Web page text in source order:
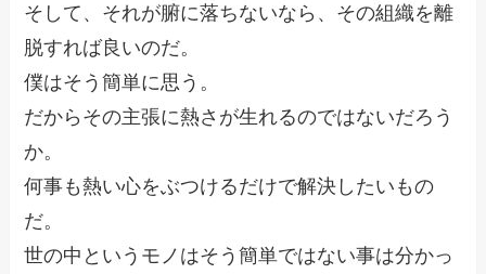
そして、それが腑に落ちないなら、その組織を離
脱すれば良いのだ。
僕はそう簡単に思う。
だからその主張に熱さが生れるのではないだろう
か。
何事も熱い心をぶつけるだけで解決したいもの
だ。
世の中というモノはそう簡単ではない事は分かっ